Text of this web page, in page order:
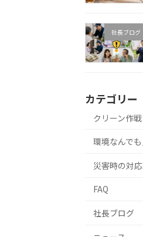
社長ブログ
カテゴリー
クリーン作戦
環境なんで
災害時の対応
FAQ
社長ブログ